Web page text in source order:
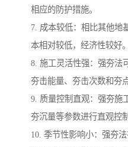
相应的防护措施。
7. 成本较低：相比其他地
本相对较低，经济性较好。
8. 施工灵活性强：强夯法
夯击能量、夯击次数和夯
9. 质量控制直观：强夯施
夯沉量等参数进行直观控
10. 季节性影响小：强夯